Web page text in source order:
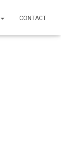
CONTACT